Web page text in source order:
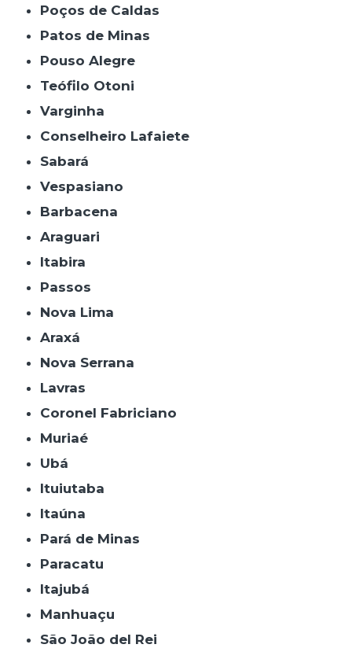
Poços de Caldas
Patos de Minas
Pouso Alegre
Teófilo Otoni
Varginha
Conselheiro Lafaiete
Sabará
Vespasiano
Barbacena
Araguari
Itabira
Passos
Nova Lima
Araxá
Nova Serrana
Lavras
Coronel Fabriciano
Muriaé
Ubá
Ituiutaba
Itaúna
Pará de Minas
Paracatu
Itajubá
Manhuaçu
São João del Rei